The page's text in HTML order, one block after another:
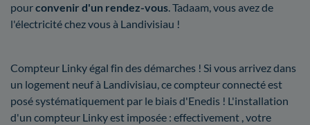
pourconvenir d'un rendez-vous. Tadaam, vous avez de
l'électricité chez vous à Landivisiau !
Compteur Linky égal fin des démarches ! Si vous arrivez dans
un logement neuf à Landivisiau, ce compteur connecté est
posé systématiquement par le biais d'Enedis ! L'installation
d'un compteur Linky est imposée : effectivement , votre